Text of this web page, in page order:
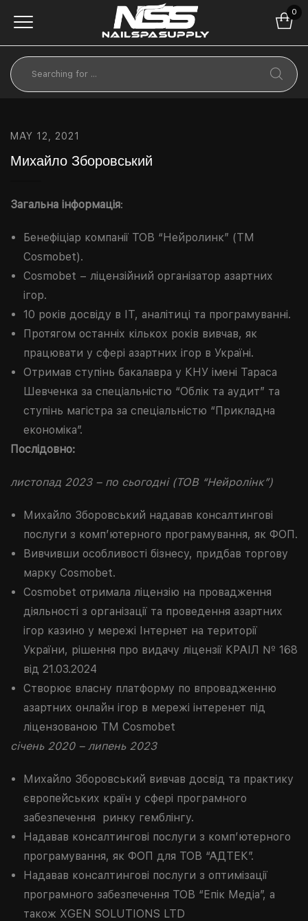
0
MAY 12, 2021
Михайло Зборовський
Загальна інформація:
Бенефіціар компанії ТОВ “Нейролинк” (ТМ
Cosmobet).
Cosmobet – ліцензійний організатор азартних
ігор.
10 років досвіду в IT, аналітиці та програмуванні.
Протягом останніх кількох років вивчав, як
працювати у сфері азартних ігор в Україні.
Отримав ступінь бакалавра у КНУ імені Тараса
Шевченка за спеціальністю “Облік та аудит” та
ступінь магістра за спеціальністю “Прикладна
економіка”.
Послідовно:
листопад 2023 – по сьогодні (ТОВ “Нейролінк”)
Михайло Зборовський надавав консалтингові
послуги з комп’ютерного програмування, як ФОП.
Вивчивши особливості бізнесу, придбав торгову
марку Cosmobet.
Cosmobet отримала ліцензію на провадження
діяльності з організації та проведення азартних
ігор казино у мережі Інтернет на території
України, рішення про видачу ліцензії КРАІЛ № 168
від 21.03.2024
Створює власну платформу по впровадженню
азартних онлайн ігор в мережі інтеренет під
ліцензованою ТМ Cosmobet
січень 2020 – липень 2023
Михайло Зборовський вивчав досвід та практику
європейських країн у сфері програмного
забезпечення ринку гемблінгу.
Надавав консалтингові послуги з комп’ютерного
програмування, як ФОП для ТОВ “АДТЕК”.
Надавав консалтингові послуги з оптимізації
програмного забезпечення ТОВ “Епік Медіа”, а
також XGEN SOLUTIONS LTD